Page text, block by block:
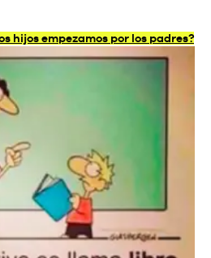
hijos empezamos por los padres?